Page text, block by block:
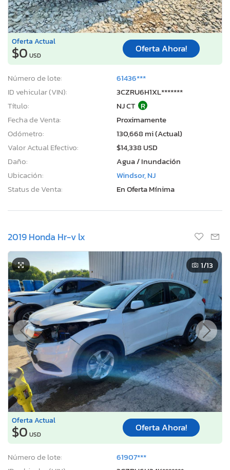
Oferta Actual
$0 USD
Oferta Ahora!
Número de lote:
61436***
ID vehicular (VIN):
3CZRU6H1XL*******
Título:
NJ CT R
Fecha de Venta:
Proximamente
Odómetro:
130,668 mi (Actual)
Valor Actual Efectivo:
$14,338 USD
Daño:
Agua / Inundación
Ubicación:
Windsor, NJ
Status de Venta:
En Oferta Mínima
2019 Honda Hr-v lx
1/13
Oferta Actual
$0 USD
Oferta Ahora!
Número de lote:
61907***